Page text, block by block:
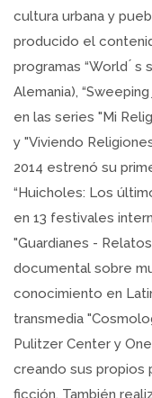
cultura urbana y
producido el
programas “World ́ s
Alemania),
en las series "Mi
y "Viviendo
2014 estrenó su
“Huicholes: Los
en 13 festivales
"Guardianes -
documental sobre
conocimiento en
transmedia
Pulitzer Center y
creando sus
ficción. También